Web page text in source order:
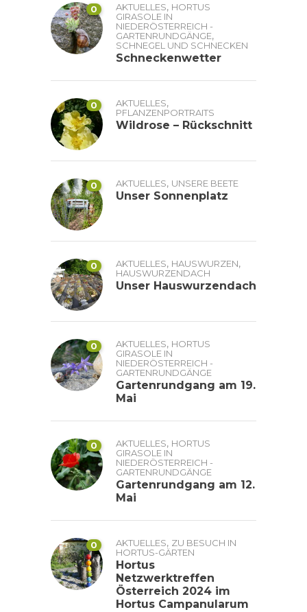
0 AKTUELLES, HORTUS
GIRASOLE IN
NIEDERÖSTERREICH -
GARTENRUNDGÄNGE,
SCHNEGEL UND SCHNECKEN
Schneckenwetter
0 AKTUELLES,
PFLANZENPORTRAITS
Wildrose – Rückschnitt
0 AKTUELLES, UNSERE BEETE
Unser Sonnenplatz
0 AKTUELLES, HAUSWURZEN,
HAUSWURZENDACH
Unser Hauswurzendach
0 AKTUELLES, HORTUS
GIRASOLE IN
NIEDERÖSTERREICH -
GARTENRUNDGÄNGE
Gartenrundgang am 19.
Mai
0 AKTUELLES, HORTUS
GIRASOLE IN
NIEDERÖSTERREICH -
GARTENRUNDGÄNGE
Gartenrundgang am 12.
Mai
0 AKTUELLES, ZU BESUCH IN
HORTUS-GÄRTEN
Hortus
Netzwerktreffen
Österreich 2024 im
Hortus Campanularum